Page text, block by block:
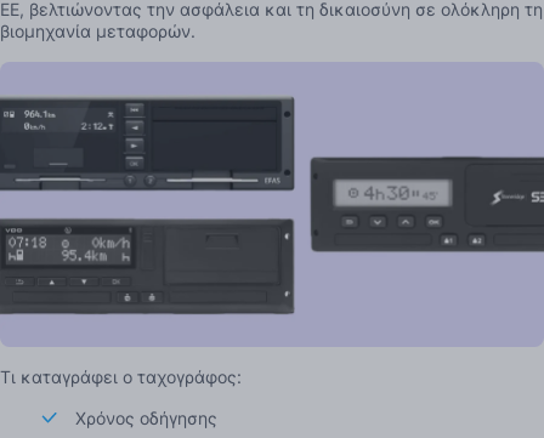
ΕΕ, βελτιώνοντας την ασφάλεια και τη δικαιοσύνη σε ολόκληρη τη
βιομηχανία μεταφορών.
Τι καταγράφει ο ταχογράφος:
Χρόνος οδήγησης